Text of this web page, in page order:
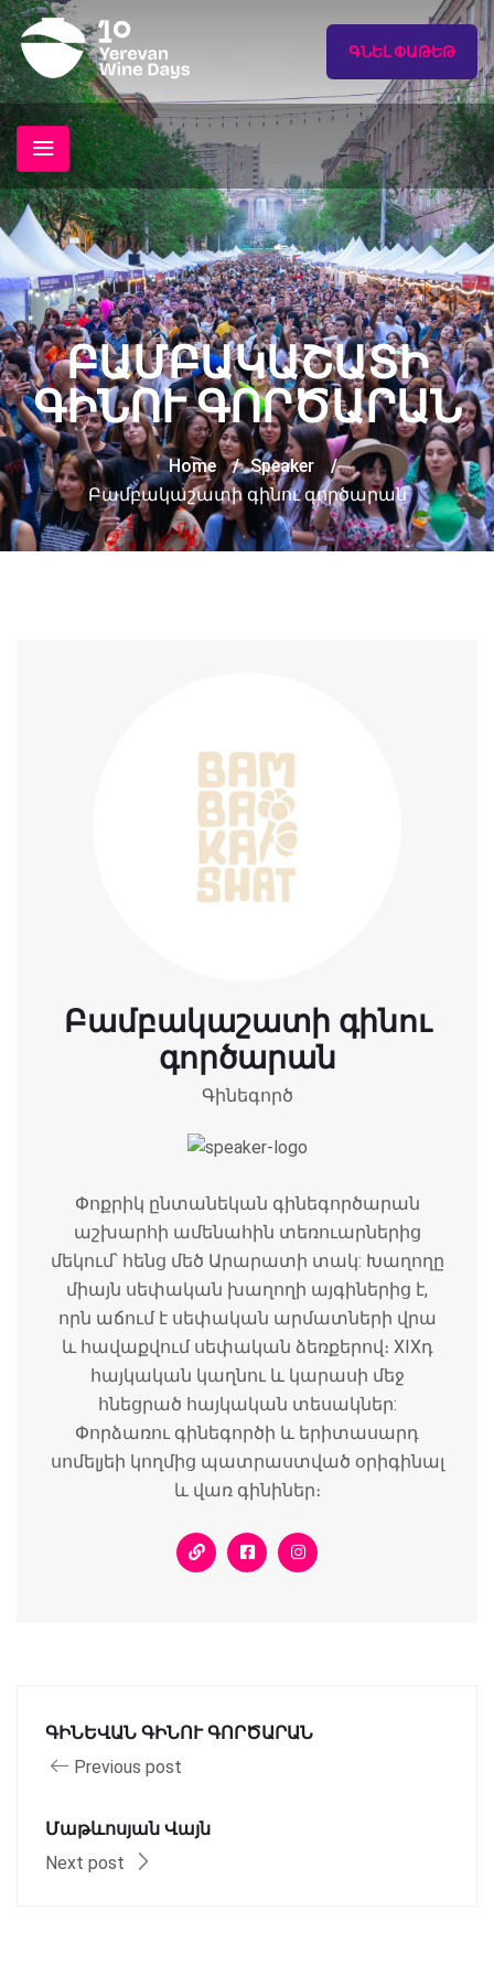
ԳՆԵԼ ՓԱԹԵԹ
ԲԱՄԲԱԿԱՇԱՏԻ
ԳԻՆՈՒ ԳՈՐԾԱՐԱՆ
Home / Speaker
/
Բամբակաշատի գինու գործարան
Բամբակաշատի գինու
գործարան
Գինեգործ
Փոքրիկ ընտանեկան գինեգործարան
աշխարհի ամենահին տեռուարներից
մեկում՝ հենց մեծ Արարատի տակ: Խաղողը
միայն սեփական խաղողի այգիներից է,
որն աճում է սեփական արմատների վրա
և հավաքվում սեփական ձեռքերով։ XIXդ
հայկական կաղնու և կարասի մեջ
հնեցրած հայկական տեսակներ:
Փորձառու գինեգործի և երիտասարդ
սոմելյեի կողմից պատրաստված օրիգինալ
և վառ գինիներ։
ԳԻՆԵՎԱՆ ԳԻՆՈՒ ԳՈՐԾԱՐԱՆ
Previous post
Մաթևոսյան Վայն
Next post